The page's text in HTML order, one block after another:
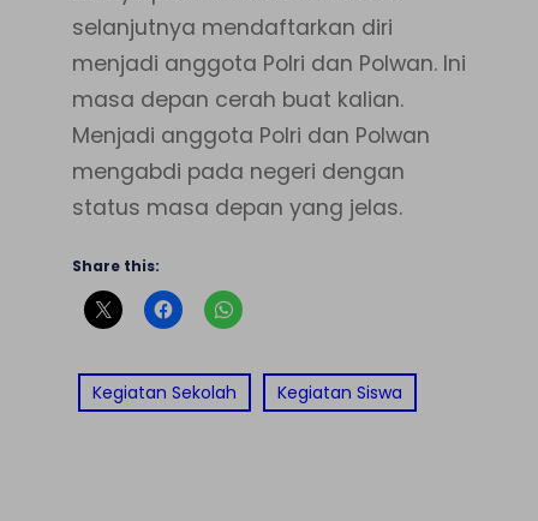
selanjutnya mendaftarkan diri
menjadi anggota Polri dan Polwan. Ini
masa depan cerah buat kalian.
Menjadi anggota Polri dan Polwan
mengabdi pada negeri dengan
status masa depan yang jelas.
Share this:
Kegiatan Sekolah Kegiatan Siswa